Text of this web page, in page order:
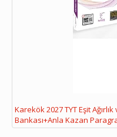
Karekök 2027 TYT Eşit
Bankası+Anla Kazan